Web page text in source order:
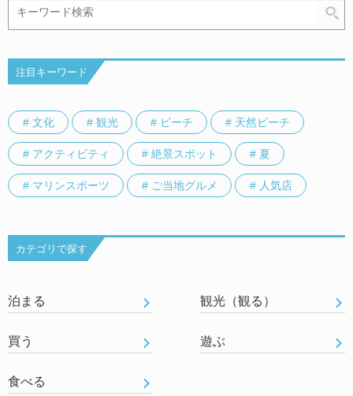
注目キーワード
# 文化 # 観光 # ビーチ # 天然ビーチ
# アクティビティ # 絶景スポット # 夏
# マリンスポーツ # ご当地グルメ # 人気店
カテゴリで探す
泊まる 観光（観る）
買う 遊ぶ
食べる